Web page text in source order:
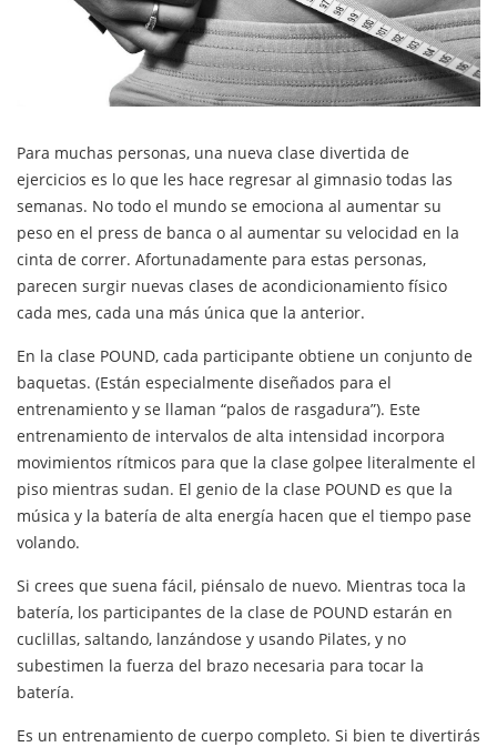
Para muchas personas, una nueva clase divertida de
ejercicios es lo que les hace regresar al gimnasio todas las
semanas. No todo el mundo se emociona al aumentar su
peso en el press de banca o al aumentar su velocidad en la
cinta de correr. Afortunadamente para estas personas,
parecen surgir nuevas clases de acondicionamiento físico
cada mes, cada una más única que la anterior.
En la clase POUND, cada participante obtiene un conjunto de
baquetas. (Están especialmente diseñados para el
entrenamiento y se llaman “palos de rasgadura”). Este
entrenamiento de intervalos de alta intensidad incorpora
movimientos rítmicos para que la clase golpee literalmente el
piso mientras sudan. El genio de la clase POUND es que la
música y la batería de alta energía hacen que el tiempo pase
volando.
Si crees que suena fácil, piénsalo de nuevo. Mientras toca la
batería, los participantes de la clase de POUND estarán en
cuclillas, saltando, lanzándose y usando Pilates, y no
subestimen la fuerza del brazo necesaria para tocar la
batería.
Es un entrenamiento de cuerpo completo. Si bien te divertirás